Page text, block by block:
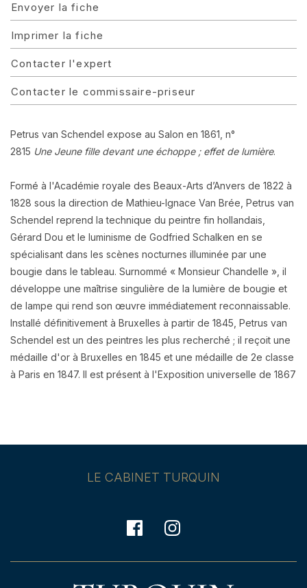
Envoyer la fiche
Imprimer la fiche
Contacter l'expert
Contacter le commissaire-priseur
Petrus van Schendel expose au Salon en 1861, n°
2815 Une Jeune fille devant une échoppe ; effet de lumière.
Formé à l'Académie royale des Beaux-Arts d’Anvers de 1822 à
1828 sous la direction de Mathieu-Ignace Van Brée, Petrus van
Schendel reprend la technique du peintre fin hollandais,
Gérard Dou et le luminisme de Godfried Schalken en se
spécialisant dans les scènes nocturnes illuminée par une
bougie dans le tableau. Surnommé « Monsieur Chandelle », il
développe une maîtrise singulière de la lumière de bougie et
de lampe qui rend son œuvre immédiatement reconnaissable.
Installé définitivement à Bruxelles à partir de 1845, Petrus van
Schendel est un des peintres les plus recherché ; il reçoit une
médaille d'or à Bruxelles en 1845 et une médaille de 2e classe
à Paris en 1847. Il est présent à l'Exposition universelle de 1867
LE CABINET TURQUIN